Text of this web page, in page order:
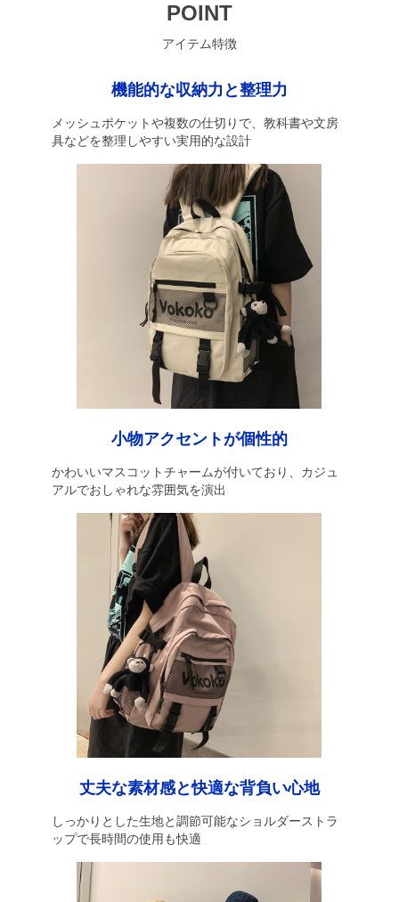
POINT
アイテム特徴
機能的な収納力と整理力
メッシュポケットや複数の仕切りで、教科書や文房
具などを整理しやすい実用的な設計
小物アクセントが個性的
かわいいマスコットチャームが付いており、カジュ
アルでおしゃれな雰囲気を演出
丈夫な素材感と快適な背負い心地
しっかりとした生地と調節可能なショルダーストラ
ップで長時間の使用も快適